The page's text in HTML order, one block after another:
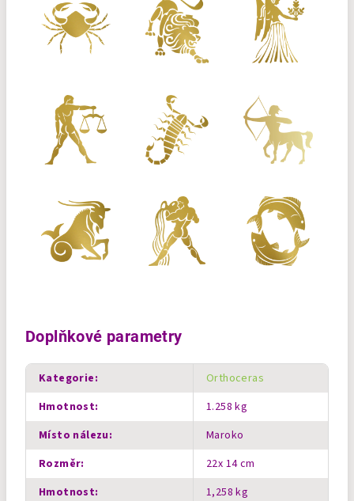
Doplňkové parametry
Kategorie:
Orthoceras
Hmotnost:
1.258 kg
Místo nálezu:
Maroko
Rozměr:
22x 14 cm
Hmotnost:
1,258 kg